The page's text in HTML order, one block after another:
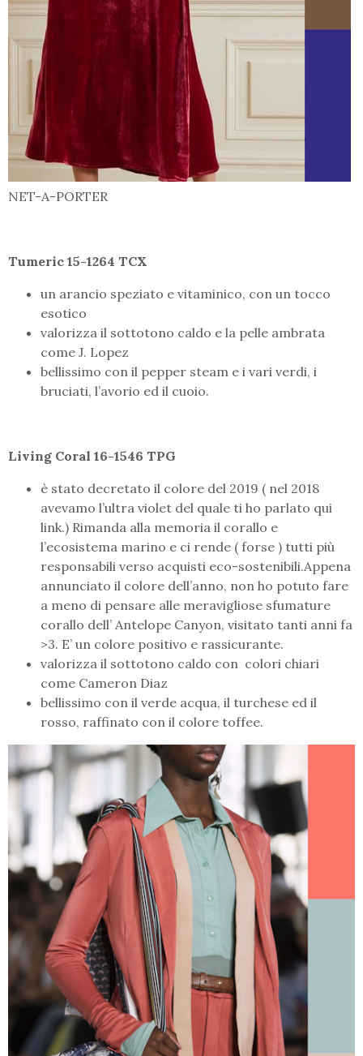
NET-A-PORTER
Tumeric 15-1264 TCX
un arancio speziato e vitaminico, con un tocco
esotico
valorizza il sottotono caldo e la pelle ambrata
come J. Lopez
bellissimo con il pepper steam e i vari verdi, i
bruciati, l’avorio ed il cuoio.
Living Coral 16-1546 TPG
è stato decretato il colore del 2019 ( nel 2018
avevamo l’ultra violet del quale ti ho parlato qui
link.) Rimanda alla memoria il corallo e
l’ecosistema marino e ci rende ( forse ) tutti più
responsabili verso acquisti eco-sostenibili.Appena
annunciato il colore dell’anno, non ho potuto fare
a meno di pensare alle meravigliose sfumature
corallo dell’ Antelope Canyon, visitato tanti anni fa
>3. E’ un colore positivo e rassicurante.
valorizza il sottotono caldo con colori chiari
come Cameron Diaz
bellissimo con il verde acqua, il turchese ed il
rosso, raffinato con il colore toffee.